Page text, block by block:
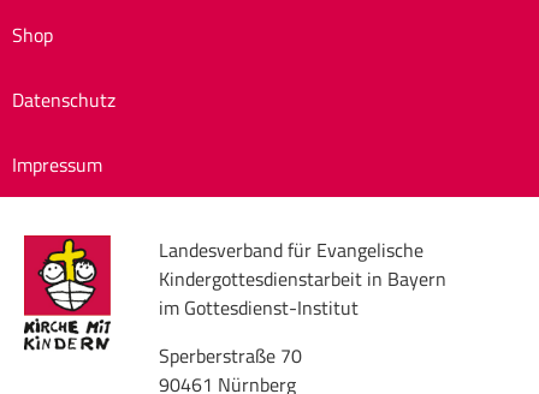
Shop
Datenschutz
Impressum
Landesverband für Evangelische
Kindergottesdienstarbeit in Bayern
im Gottesdienst-Institut
Sperberstraße 70
90461 Nürnberg